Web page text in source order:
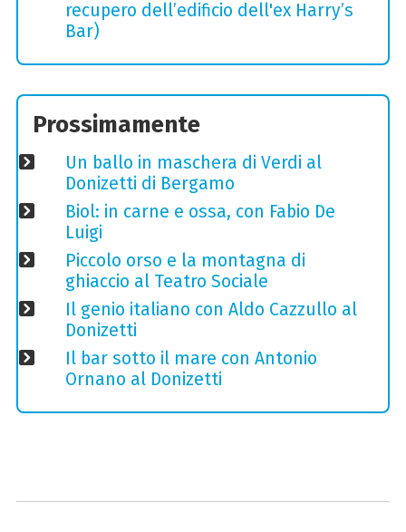
recupero dell’edificio dell'ex Harry’s
Bar)
Prossimamente
Un ballo in maschera di Verdi al
Donizetti di Bergamo
Biol: in carne e ossa, con Fabio De
Luigi
Piccolo orso e la montagna di
ghiaccio al Teatro Sociale
Il genio italiano con Aldo Cazzullo al
Donizetti
Il bar sotto il mare con Antonio
Ornano al Donizetti